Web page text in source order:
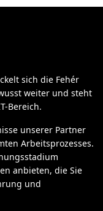
sich die Fehér
weiter und steht
Bereich.
unserer Partner
Arbeitsprozesses.
anbieten, die Sie
und